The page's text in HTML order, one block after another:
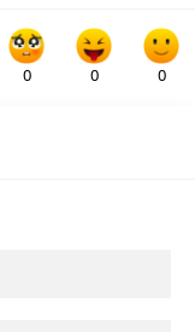
0 0 0